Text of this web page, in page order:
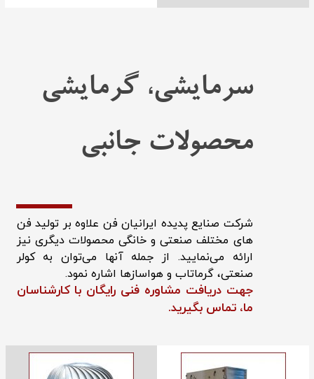
سرمایشی، گرمایشی
محصولات جانبی
شرکت صنایع پدیده ایرانیان فن علاوه بر تولید فن
های مختلف صنعتی و خانگی محصولات دیگری نیز
ارائه می‌نمایید. از جمله آنها می‌توان به کولر
صنعتی، گرماتاب و هواسازها اشاره نمود.
جهت دریافت مشاوره فنی رایگان با کارشناسان
ما، تماس بگیرید.